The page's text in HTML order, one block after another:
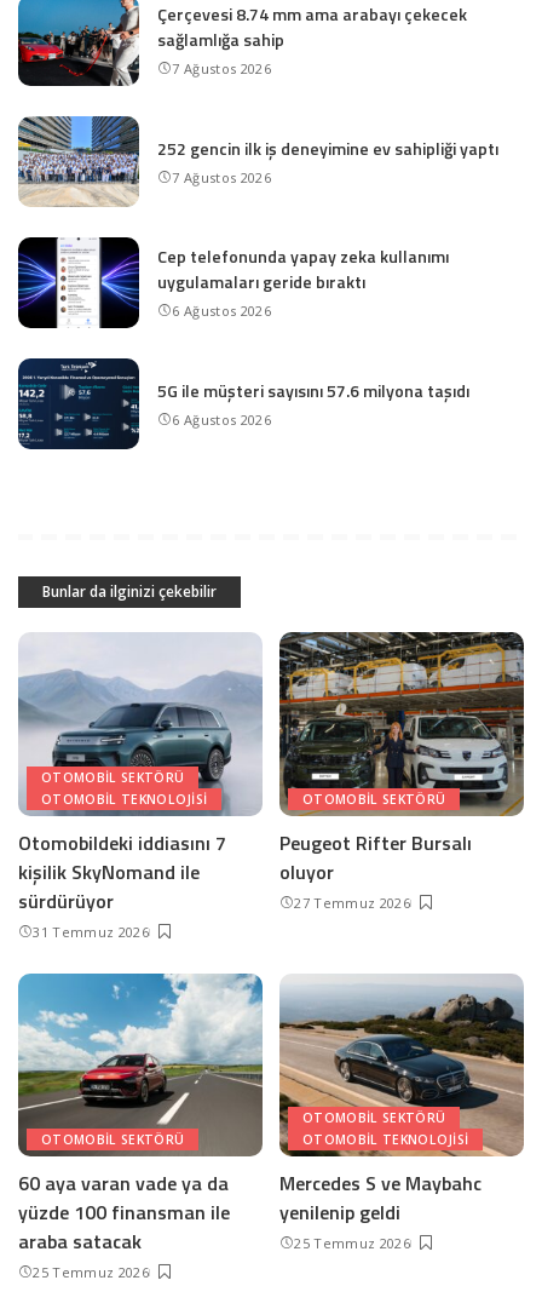
Çerçevesi 8.74 mm ama arabayı çekecek
sağlamlığa sahip
7 Ağustos 2026
252 gencin ilk iş deneyimine ev sahipliği yaptı
7 Ağustos 2026
Cep telefonunda yapay zeka kullanımı
uygulamaları geride bıraktı
6 Ağustos 2026
5G ile müşteri sayısını 57.6 milyona taşıdı
6 Ağustos 2026
Bunlar da ilginizi çekebilir
OTOMOBIL SEKTÖRÜ
OTOMOBIL TEKNOLOJISI
Otomobildeki iddiasını 7
kişilik SkyNomand ile
sürdürüyor
31 Temmuz 2026
OTOMOBIL SEKTÖRÜ
Peugeot Rifter Bursalı
oluyor
27 Temmuz 2026
OTOMOBIL SEKTÖRÜ
60 aya varan vade ya da
yüzde 100 finansman ile
araba satacak
25 Temmuz 2026
OTOMOBIL SEKTÖRÜ
OTOMOBIL TEKNOLOJISI
Mercedes S ve Maybahc
yenilenip geldi
25 Temmuz 2026